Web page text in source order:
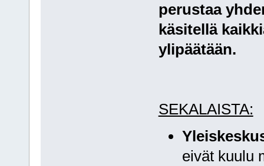
perustaa
käsitellä
ylipäätään.
SEKALAISTA:
eivät kuulu